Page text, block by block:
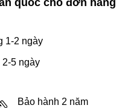
quốc cho đơn hàng
1-2 ngày
5 ngày
Bảo hành 2 năm